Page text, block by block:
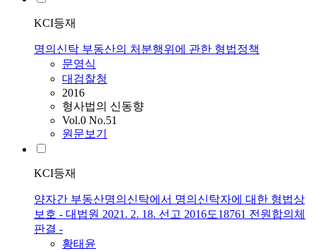
KCI등재
명의신탁 부동산의 처분행위에 관한 형법정책
문영식
대검찰청
2016
형사법의 신동향
Vol.0 No.51
원문보기
KCI등재
양자간 부동산명의신탁에서 명의신탁자에 대한 형법상
보호 - 대법원 2021. 2. 18. 선고 2016도18761 전원합의체
판결 -
황태윤